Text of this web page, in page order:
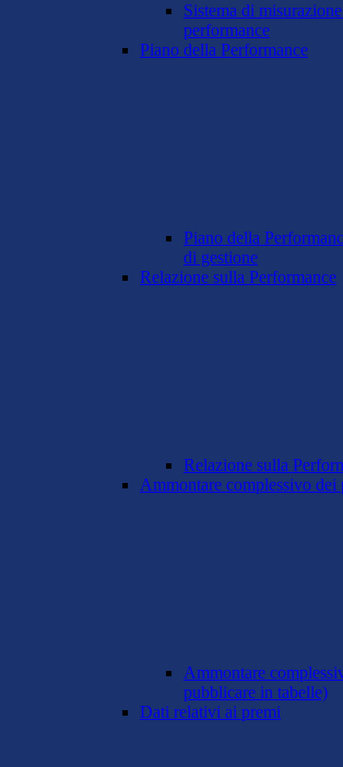
Sistema di
performance
Piano della Performance
Piano della
di gestione
Relazione sulla Performance
Relazione sulla
Ammontare complessivo dei
Ammontare
pubblicare in tabelle)
Dati relativi ai premi